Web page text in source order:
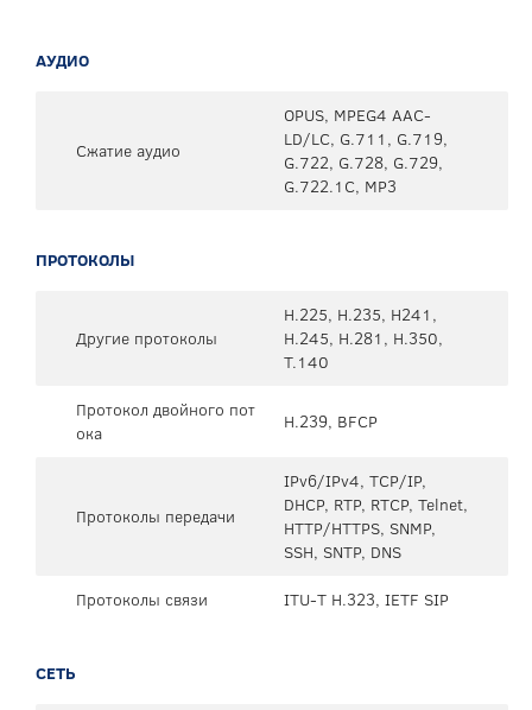
АУДИО
Сжатие аудио
OPUS, MPEG4 AAC-
LD/LC, G.711, G.719,
G.722, G.728, G.729,
G.722.1C, MP3
ПРОТОКОЛЫ
Другие протоколы
H.225, H.235, H241,
H.245, H.281, H.350,
T.140
Протокол двойного пот
ока
H.239, BFCP
Протоколы передачи
IPv6/IPv4, TCP/IP,
DHCP, RTP, RTCP, Telnet,
HTTP/HTTPS, SNMP,
SSH, SNTP, DNS
Протоколы связи
ITU-T H.323, IETF SIP
СЕТЬ